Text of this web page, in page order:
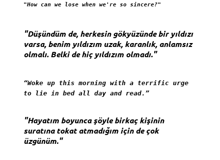
"How can we lose when we're so sincere?"
"Düşündüm de, herkesin gökyüzünde bir yıldızı
varsa, benim yıldızım uzak, karanlık, anlamsız
olmalı. Belki de hiç yıldızım olmadı."
“Woke up this morning with a terrific urge
to lie in bed all day and read.”
"Hayatım boyunca şöyle birkaç kişinin
suratına tokat atmadığım için de çok
üzgünüm."